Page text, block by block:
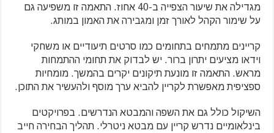
מגדילה את שיעור הצפייה ב-40 אחוז. התאמה זו משפיעה גם
על שימור הקהל לאורך זמן ומגבירה את האמון במותג.
קריינים מתמחים בתחומים כמו סרטים תיעודיים או משחקי
וידאו מציעים יתרון ברור. יש לבדוק את תחומי ההתמחות
מראש. התאמה זו מונעת תיקונים יקרים בהמשך. מומחיות
ספציפית מאפשרת לקריין להביא ערך מוסף ולהעשיר את התוכן.
השיקול כולל גם את השפה והמבטא הנדרשים. בפרויקטים
בינלאומיים נדרש קריין עם מבטא ניטרלי. תהליך הבחירה חייב